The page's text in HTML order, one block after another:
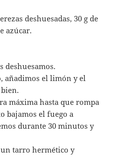
deshuesadas, 30 g de
azúcar.
deshuesamos.
añadimos el limón y el
máxima hasta que rompa
bajamos el fuego a
durante 30 minutos y
un tarro hermético y